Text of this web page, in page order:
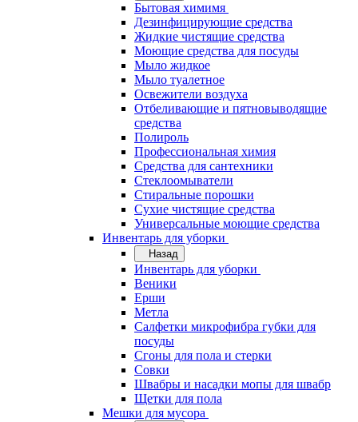
Бытовая химимя
Дезинфицирующие средства
Жидкие чистящие средства
Моющие средства для посуды
Мыло жидкое
Мыло туалетное
Освежители воздуха
Отбеливающие и пятновыводящие
средства
Полироль
Профессиональная химия
Средства для сантехники
Стеклоомыватели
Стиральные порошки
Сухие чистящие средства
Универсальные моющие средства
Инвентарь для уборки
Назад
Инвентарь для уборки
Веники
Ерши
Метла
Салфетки микрофибра губки для
посуды
Сгоны для пола и стерки
Совки
Швабры и насадки мопы для швабр
Щетки для пола
Мешки для мусора